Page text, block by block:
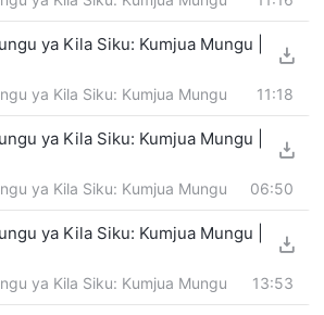
ya Kila Siku: Kumjua Mungu |
ya Kila Siku: Kumjua Mungu 11:18
ya Kila Siku: Kumjua Mungu |
ya Kila Siku: Kumjua Mungu 06:50
ya Kila Siku: Kumjua Mungu |
ya Kila Siku: Kumjua Mungu 13:53